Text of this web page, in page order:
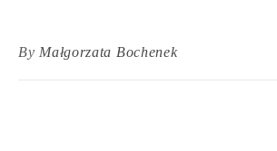
By Małgorzata Bochenek